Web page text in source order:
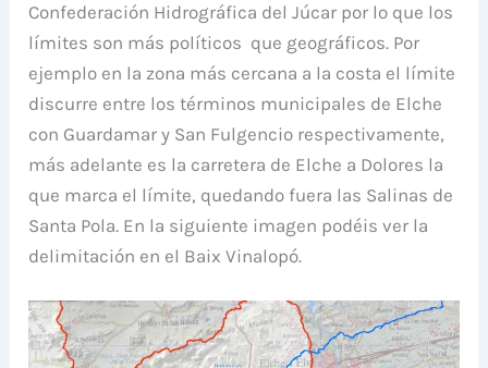
Confederación Hidrográfica del Júcar por lo que los
límites son más políticos que geográficos. Por
ejemplo en la zona más cercana a la costa el límite
discurre entre los términos municipales de Elche
con Guardamar y San Fulgencio respectivamente,
más adelante es la carretera de Elche a Dolores la
que marca el límite, quedando fuera las Salinas de
Santa Pola. En la siguiente imagen podéis ver la
delimitación en el Baix Vinalopó.